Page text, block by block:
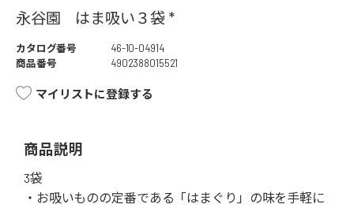
永谷園 はま吸い３袋 *
カタログ番号
46-10-04914
商品番号
4902388015521
マイリストに登録する
商品説明
3袋
・お吸いものの定番である「はまぐり」の味を手軽に